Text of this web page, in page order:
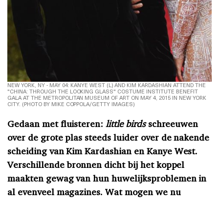
NEW YORK, NY - MAY 04: KANYE WEST (L) AND KIM KARDASHIAN ATTEND THE
"CHINA: THROUGH THE LOOKING GLASS" COSTUME INSTITUTE BENEFIT
GALA AT THE METROPOLITAN MUSEUM OF ART ON MAY 4, 2015 IN NEW YORK
CITY. (PHOTO BY MIKE COPPOLA/GETTY IMAGES)
Gedaan met fluisteren:little birdsschreeuwen
over de grote plas steeds luider over de nakende
scheiding van Kim Kardashian en Kanye West.
Verschillende bronnen dicht bij het koppel
maakten gewag van hun huwelijksproblemen in
al evenveel magazines. Wat mogen we nu